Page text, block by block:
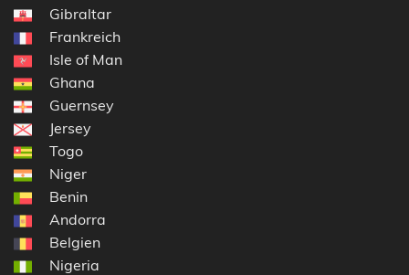
Gibraltar
Frankreich
Isle of Man
Ghana
Guernsey
Jersey
Togo
Niger
Benin
Andorra
Belgien
Nigeria